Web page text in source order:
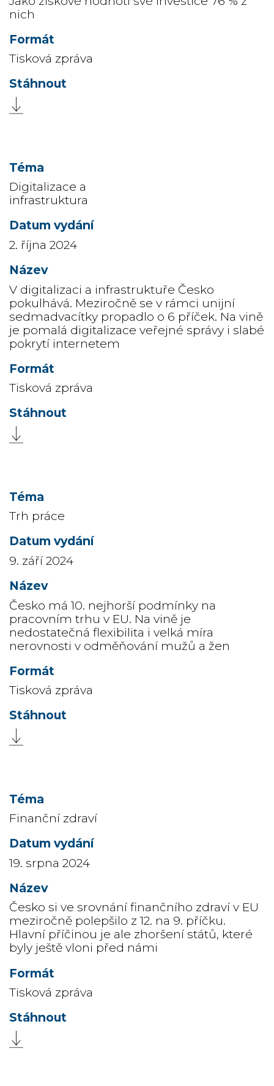
nich
Tisková zpráva
Digitalizace a
infrastruktura
2. října 2024
V digitalizaci a infrastruktuře Česko
pokulhává. Meziročně se v rámci unijní
sedmadvacítky propadlo o 6 příček. Na vině
je pomalá digitalizace veřejné správy i slabé
pokrytí internetem
Tisková zpráva
Trh práce
9. září 2024
Česko má 10. nejhorší podmínky na
pracovním trhu v EU. Na vině je
nedostatečná flexibilita i velká míra
nerovnosti v odměňování mužů a žen
Tisková zpráva
Finanční zdraví
19. srpna 2024
Česko si ve srovnání finančního zdraví v EU
meziročně polepšilo z 12. na 9. příčku.
Hlavní příčinou je ale zhoršení států, které
byly ještě vloni před námi
Tisková zpráva